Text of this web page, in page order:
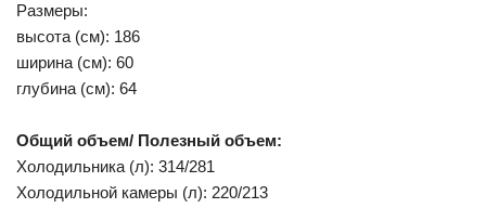
Размеры:
высота (см): 186
ширина (см): 60
глубина (см): 64
Общий объем/ Полезный объем:
Холодильника (л): 314/281
Холодильной камеры (л): 220/213